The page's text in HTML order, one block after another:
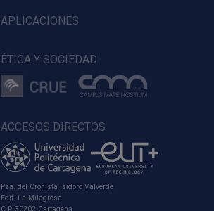
ACCESOS DIRECTOS
Pza. del Cronista Isidoro Valverde
Edif. La Milagrosa
C.P. 30202 Cartagena
APLICACIONES
ÉTICA Y SOCIEDAD